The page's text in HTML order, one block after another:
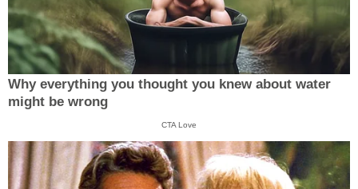
Why everything you thought you knew about water
might be wrong
CTA Love